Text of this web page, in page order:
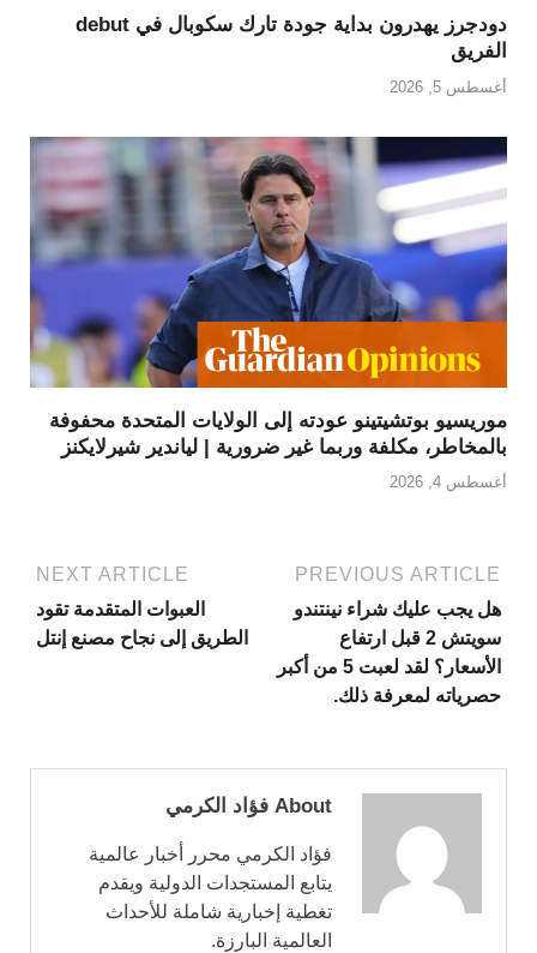
دودجرز يهدرون بداية جودة تارك سكوبال في debut
الفريق
أغسطس 5, 2026
موريسيو بوتشيتينو عودته إلى الولايات المتحدة محفوفة
بالمخاطر، مكلفة وربما غير ضرورية | لياندير شيرلايكنز
أغسطس 4, 2026
PREVIOUS ARTICLE
هل يجب عليك شراء نينتندو
سويتش 2 قبل ارتفاع
الأسعار؟ لقد لعبت 5 من أكبر
حصرياته لمعرفة ذلك.
NEXT ARTICLE
العبوات المتقدمة تقود
الطريق إلى نجاح مصنع إنتل
About فؤاد الكرمي
فؤاد الكرمي محرر أخبار عالمية
يتابع المستجدات الدولية ويقدم
تغطية إخبارية شاملة للأحداث
العالمية البارزة.